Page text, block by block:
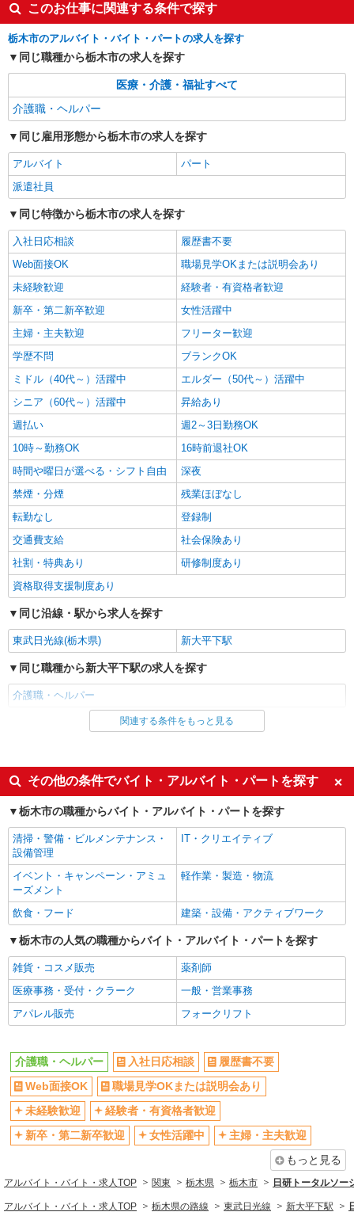
栃木市｜ゆったりした職場で働きたい方〜病院
でシーツ交換など
時給1500円〜2125円 ＜日払い有/週払い有/交
通費全支給(ガソリン代含む)＞
栃木市 ★面接なし
キープ
派遣社員
株式会社kotrio /●UT-H-2051333
＊サ高住
時給1500円〜2125円 ＜日払い有/週払い有/交
通費全支給(ガソリン代含む)＞
栃木市 ＊最寄り駅：新栃木
詳細を見る
派遣社員
株式会社kotrio /●UT-H-2099817
介護は人生のサポーター。サ高住STAFF募
集。日払いOK！
時給1500円〜2150円 ＜日払い有/週払い有/交
通費全支給(ガソリン代含む)＞
栃木市 ＊最寄り駅：新栃木
キープ 詳細を見る
派遣社員
株式会社kotrio /●UT-H-2012199
栃木市｜未経験でも大丈夫◎研修が手厚い有料
住宅の介護♪
時給1500円〜2125円 ＜日払い有/週払い有/交
通費全支給(ガソリン代含む)＞
キープ 詳細を見る
派遣社員
株式会社kotrio /●UT-H-1981041
<栃木市>高時給&シフト柔軟でいいとこ取り♪
サ高住の補助STAFF
栃木市 ＊最寄り駅：新栃木
キープ 詳細を見る
派遣社員
株式会社kotrio /●UT-H-2009868
毎日通うのが楽しみになる＊ホテルのような美
時給1500円〜2125円 ＜日払い有/週払い有/交
通費全支給(ガソリン代含む)＞
キープ 詳細を見る
栃木市*デイでの生活補助☆新たなスキルを身
につけて長く働く♪
時給1500円〜2150円 ＜日払い有/週払い有/交
通費全支給(ガソリン代含む)＞
栃木市 ★面接なし
詳細を見る
このお仕事に関連する条件で探す
栃木市のアルバイト・バイト・パートの求人を探す
同じ職種から栃木市の求人を探す
医療・介護・福祉すべて
介護職・ヘルパー
同じ雇用形態から栃木市の求人を探す
アルバイト
パート
派遣社員
同じ特徴から栃木市の求人を探す
入社日応相談
履歴書不要
Web面接OK
職場見学OKまたは説明会あり
未経験歓迎
経験者・有資格者歓迎
新卒・第二新卒歓迎
女性活躍中
主婦・主夫歓迎
フリーター歓迎
学歴不問
ブランクOK
ミドル（40代～）活躍中
エルダー（50代～）活躍中
シニア（60代～）活躍中
昇給あり
週払い
週2～3日勤務OK
10時～勤務OK
16時前退社OK
時間や曜日が選べる・シフト自由
深夜
禁煙・分煙
残業ほぼなし
転勤なし
登録制
交通費支給
社会保険あり
社割・特典あり
研修制度あり
資格取得支援制度あり
同じ沿線・駅から求人を探す
東武日光線(栃木県) 新大平下駅
同じ職種から新大平下駅の求人を探す
介護職・ヘルパー
同じ雇用形態から新大平下駅の求人を探す
派遣社員
同じ特徴から新大平下駅の求人を探す
入社日応相談
履歴書不要
Web面接OK
未経験歓迎
経験者・有資格者歓迎
新卒・第二新卒歓迎
主婦・主夫歓迎
フリーター歓迎
学歴不問
ブランクOK
ミドル（40代～）活躍中
エルダー（50代～）活躍中
シニア（60代～）活躍中
昇給あり
週払い
週2～3日勤務OK
時間や曜日が選べる・シフト自由
深夜
禁煙・分煙
残業ほぼなし
転勤なし
登録制
交通費支給
社会保険あり
社割・特典あり
研修制度あり
同じ職種から求人を探す
関連する条件をもっと見る
その他の条件でバイト・アルバイト・パートを探す
栃木市の職種からバイト・アルバイト・パートを探す
清掃・警備・ビルメンテナンス・
設備管理
IT・クリエイティブ
イベント・キャンペーン・アミュ
ーズメント
軽作業・製造・物流
飲食・フード 建築・設備・アクティブワーク
栃木市の人気の職種からバイト・アルバイト・パートを探す
雑貨・コスメ販売
薬剤師
医療事務・受付・クラーク
一般・営業事務
アパレル販売
フォークリフト
介護職・ヘルパー 入社日応相談
履歴書不要
Web面接OK
職場見学OKまたは説明会あり
未経験歓迎
経験者・有資格者歓迎
新卒・第二新卒歓迎
女性活躍中
主婦・主夫歓迎
もっと見る
アルバイト・バイト・求人TOP 関東 栃木県 栃木市 日研トータルソ
アルバイト・バイト・求人TOP 栃木県の路線 東武日光線 新大平下駅